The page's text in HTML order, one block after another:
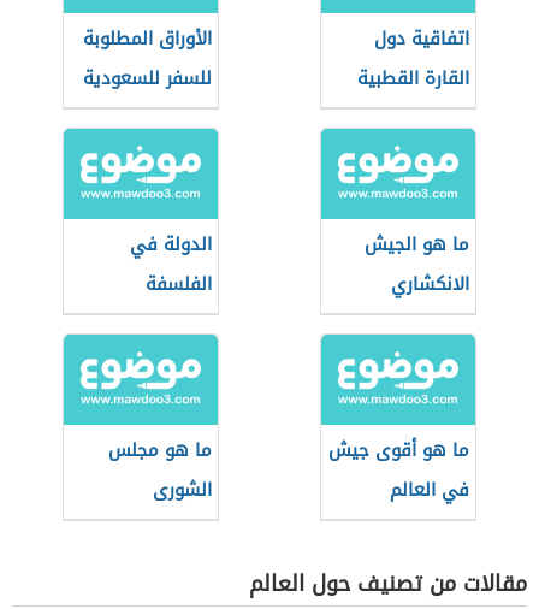
اتفاقية دول
القارة القطبية
الجنوبية
الأوراق المطلوبة
للسفر للسعودية
ما هو الجيش
الانكشاري
الدولة في
الفلسفة
ما هو أقوى جيش
في العالم
ما هو مجلس
الشورى
مقالات من تصنيف حول العالم